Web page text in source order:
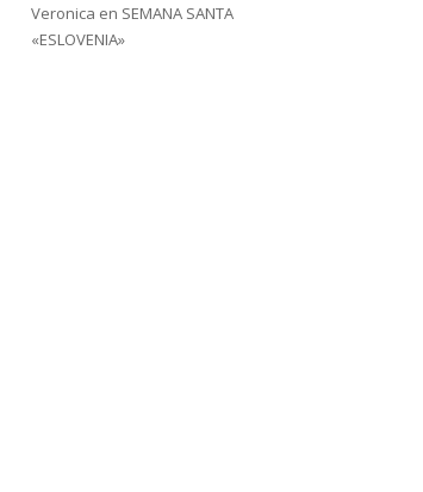
Veronica en SEMANA SANTA
«ESLOVENIA»